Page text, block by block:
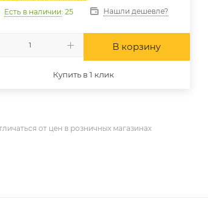
Есть в наличии: 25 Нашли дешевле?
В корзину
Купить в 1 клик
от цен в розничных магазинах